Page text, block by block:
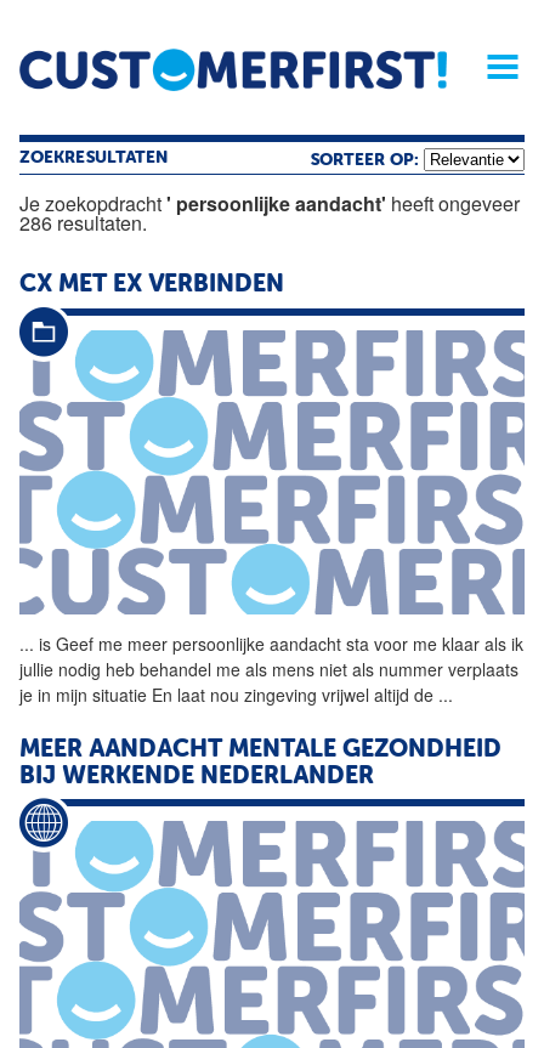
Home Opinie Archief
Magazine
ZOEKRESULTATEN SORTEER OP:
Je zoekopdracht' persoonlijke aandacht' heeft ongeveer
286 resultaten.
CX MET EX VERBINDEN
... is Geef me meer persoonlijke aandacht sta voor me klaar als ik
jullie nodig heb behandel me als mens niet als nummer verplaats
je in mijn situatie En laat nou zingeving vrijwel altijd de ...
MEER AANDACHTMENTALE GEZONDHEID
BIJ WERKENDE NEDERLANDER